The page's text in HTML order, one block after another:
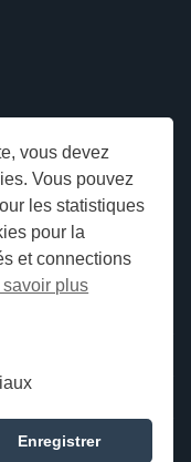
vous devez
Vous pouvez
les statistiques
pour la
et connections
savoir plus
Enregistrer